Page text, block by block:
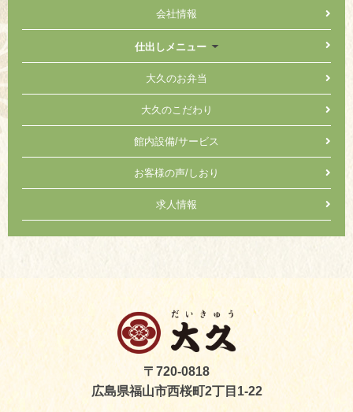
会社情報
仕出しメニュー
大久のお弁当
大久のこだわり
館内設備/サービス
お客様の声/しおり
求人情報
〒720-0818
広島県福山市西桜町2丁目1-22